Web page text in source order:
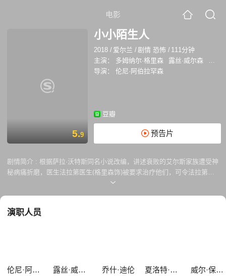
电影
5.9
小小陌生人
2018 / 爱尔兰 /剧情 恐怖 / 111分钟
主演：
多姆纳尔·格里森 露丝·威尔森
乔什·
导演：
伦尼·阿伯拉罕森
豆瓣
预告片
剧情简介 : 根据萨拉·沃特斯同名小说改编，讲述衰败的艾尔斯家族遭受神
秘病痛折磨，医生法拉第医生(格里森饰)被要求治疗他们，可令法拉第惊
讶的是自己和这家人的命运紧密联系在一起。
演职人员
伦尼·阿伯拉罕森 露丝·威尔森 乔什·迪伦 夏洛特·兰普林 威尔·保尔特